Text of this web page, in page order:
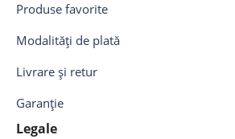
Produse favorite
Modalități de plată
Livrare și retur
Garanție
Legale